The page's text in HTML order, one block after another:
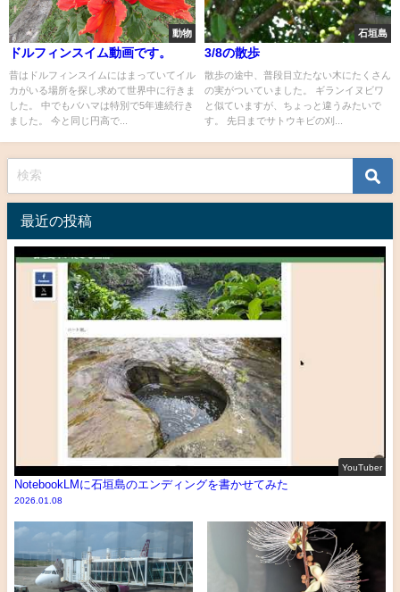
動物
ドルフィンスイム動画です。
昔はドルフィンスイムにはまっていてイル
カがいる場所を探し求めて世界中に行きま
した。 中でもバハマは特別で5年連続行き
ました。 今と同じ円高で...
石垣島
3/8の散歩
散歩の途中、普段目立たない木にたくさん
の実がついていました。 ギランイヌビワ
と似ていますが、ちょっと違うみたいで
す。 先日までサトウキビの刈...
最近の投稿
YouTuber
NotebookLMに石垣島のエンディングを書かせてみた
2026.01.08